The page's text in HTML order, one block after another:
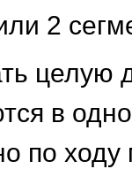
2
целую
в
по